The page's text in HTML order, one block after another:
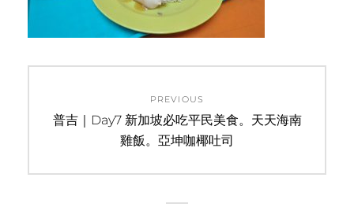
覽
PREVIOUS
Previous
普吉｜Day7 新加坡必吃平民美食。天天海南
雞飯。亞坤咖椰吐司